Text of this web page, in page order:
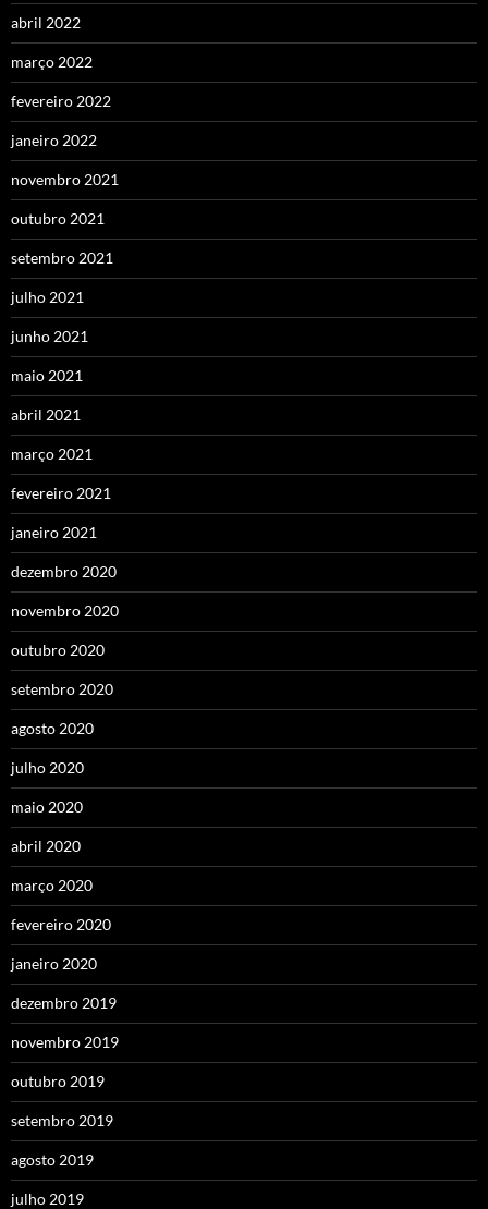
abril 2022
março 2022
fevereiro 2022
janeiro 2022
novembro 2021
outubro 2021
setembro 2021
julho 2021
junho 2021
maio 2021
abril 2021
março 2021
fevereiro 2021
janeiro 2021
dezembro 2020
novembro 2020
outubro 2020
setembro 2020
agosto 2020
julho 2020
maio 2020
abril 2020
março 2020
fevereiro 2020
janeiro 2020
dezembro 2019
novembro 2019
outubro 2019
setembro 2019
agosto 2019
julho 2019